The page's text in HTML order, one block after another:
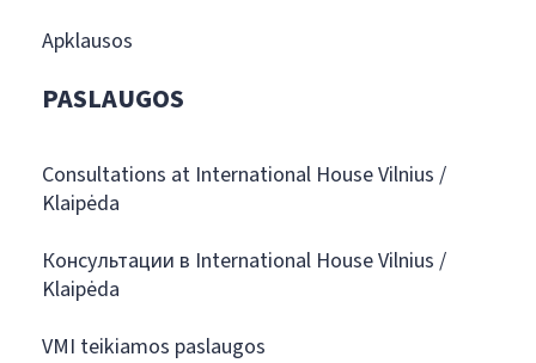
Apklausos
PASLAUGOS
Consultations at International House Vilnius /
Klaipėda
Консультации в International House Vilnius /
Klaipėda
VMI teikiamos paslaugos